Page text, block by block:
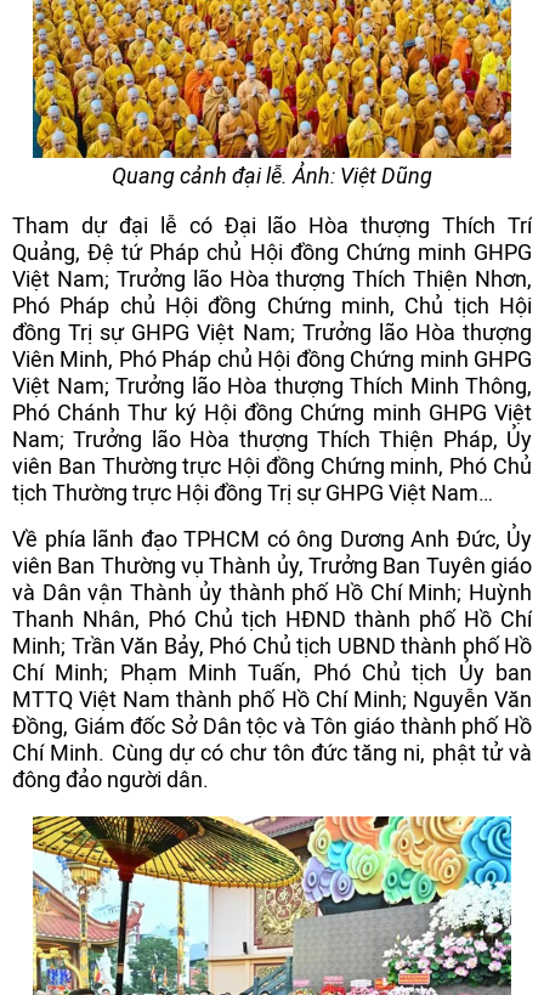
Quang cảnh đại lễ. Ảnh: Việt Dũng
Tham dự đại lễ có Đại lão Hòa thượng Thích Trí
Quảng, Đệ tứ Pháp chủ Hội đồng Chứng minh GHPG
Việt Nam; Trưởng lão Hòa thượng Thích Thiện Nhơn,
Phó Pháp chủ Hội đồng Chứng minh, Chủ tịch Hội
đồng Trị sự GHPG Việt Nam; Trưởng lão Hòa thượng
Viên Minh, Phó Pháp chủ Hội đồng Chứng minh GHPG
Việt Nam; Trưởng lão Hòa thượng Thích Minh Thông,
Phó Chánh Thư ký Hội đồng Chứng minh GHPG Việt
Nam; Trưởng lão Hòa thượng Thích Thiện Pháp, Ủy
viên Ban Thường trực Hội đồng Chứng minh, Phó Chủ
tịch Thường trực Hội đồng Trị sự GHPG Việt Nam…
Về phía lãnh đạo TPHCM có ông Dương Anh Đức, Ủy
viên Ban Thường vụ Thành ủy, Trưởng Ban Tuyên giáo
và Dân vận Thành ủy thành phố Hồ Chí Minh; Huỳnh
Thanh Nhân, Phó Chủ tịch HĐND thành phố Hồ Chí
Minh; Trần Văn Bảy, Phó Chủ tịch UBND thành phố Hồ
Chí Minh; Phạm Minh Tuấn, Phó Chủ tịch Ủy ban
MTTQ Việt Nam thành phố Hồ Chí Minh; Nguyễn Văn
Đồng, Giám đốc Sở Dân tộc và Tôn giáo thành phố Hồ
Chí Minh. Cùng dự có chư tôn đức tăng ni, phật tử và
đông đảo người dân.